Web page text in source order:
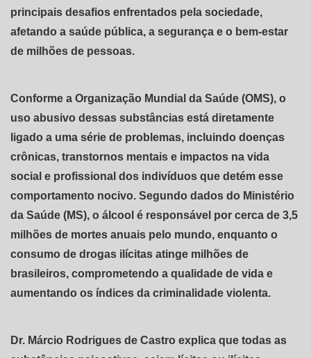
principais desafios enfrentados pela sociedade,
afetando a saúde pública, a segurança e o bem-estar
de milhões de pessoas.
Conforme a Organização Mundial da Saúde (OMS), o
uso abusivo dessas substâncias está diretamente
ligado a uma série de problemas, incluindo doenças
crônicas, transtornos mentais e impactos na vida
social e profissional dos indivíduos que detém esse
comportamento nocivo. Segundo dados do Ministério
da Saúde (MS), o álcool é responsável por cerca de 3,5
milhões de mortes anuais pelo mundo, enquanto o
consumo de drogas ilícitas atinge milhões de
brasileiros, comprometendo a qualidade de vida e
aumentando os índices da criminalidade violenta.
Dr. Márcio Rodrigues de Castro explica que todas as